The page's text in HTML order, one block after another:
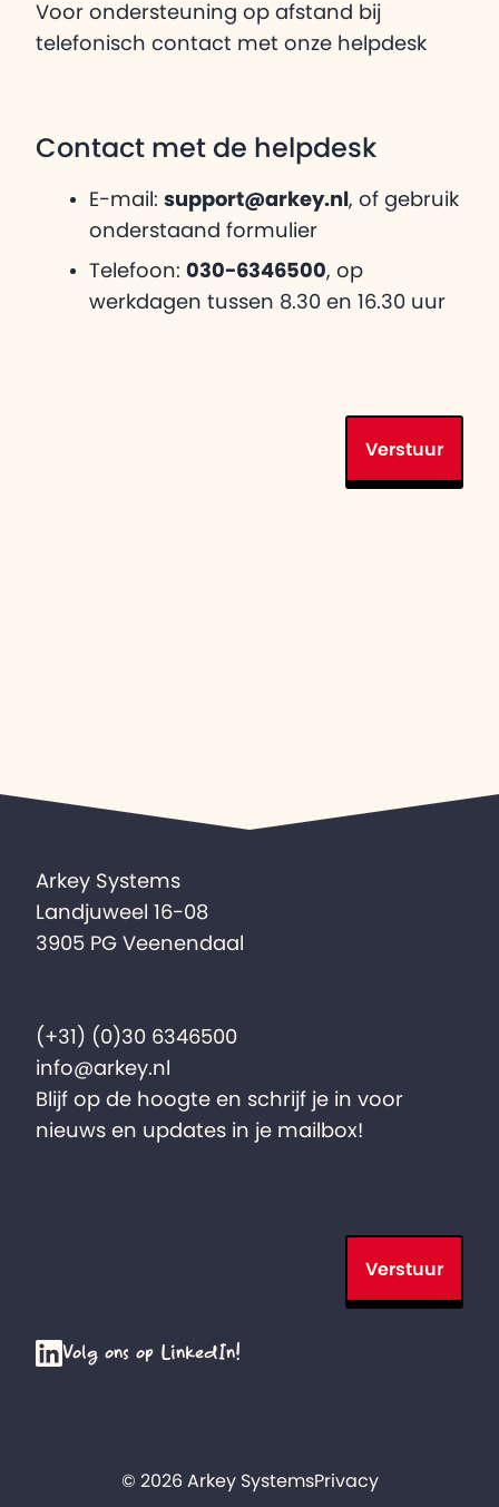
Voor ondersteuning op afstand bij
telefonisch contact met onze helpdesk
Contact met de helpdesk
E-mail: support@arkey.nl , of gebruik
onderstaand formulier
Telefoon: 030-6346500, op
werkdagen tussen 8.30 en 16.30 uur
Verstuur
Arkey Systems
Landjuweel 16-08
3905 PG Veenendaal
(+31) (0)30 6346500
info@arkey.nl
Blijf op de hoogte en schrijf je in voor
nieuws en updates in je mailbox!
Verstuur
Volg ons op LinkedIn!
© 2026 Arkey SystemsPrivacy